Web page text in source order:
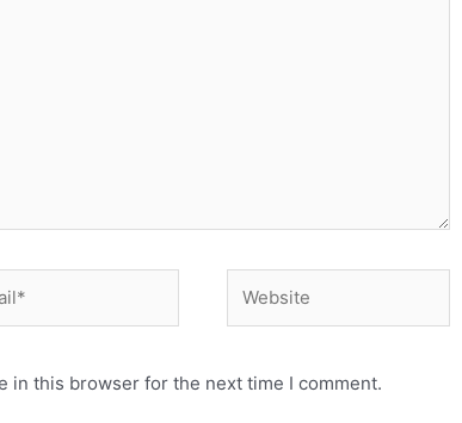
in this browser for the next time I comment.